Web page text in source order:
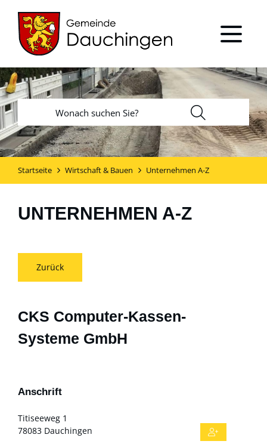
Startseite Wirtschaft & Bauen Unternehmen A-Z
UNTERNEHMEN A-Z
Zurück
CKS Computer-Kassen-
Systeme GmbH
Anschrift
Titiseeweg 1
78083 Dauchingen